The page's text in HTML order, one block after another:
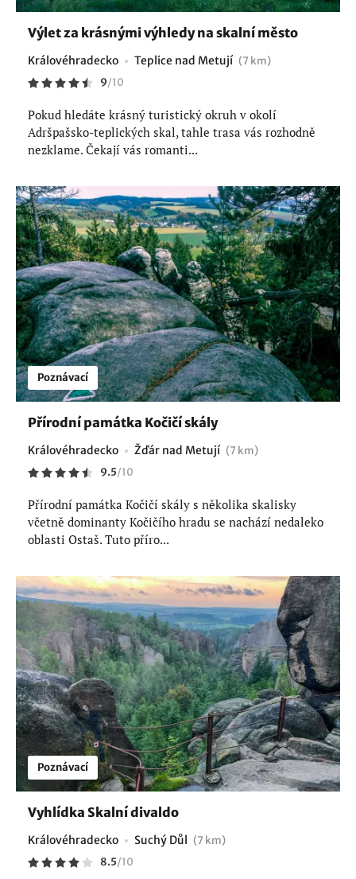
Výlet za krásnými výhledy na skalní město
Královéhradecko Teplice nad Metují (7 km)
9/10
Pokud hledáte krásný turistický okruh v okolí
Adršpašsko-teplických skal, tahle trasa vás rozhodně
nezklame. Čekají vás romanti...
Poznávací
Přírodní památka Kočičí skály
Královéhradecko Žďár nad Metují (7 km)
9.5/10
Přírodní památka Kočičí skály s několika skalisky
včetně dominanty Kočičího hradu se nachází nedaleko
oblasti Ostaš. Tuto příro...
Poznávací
Vyhlídka Skalní divaldo
Královéhradecko Suchý Důl (7 km)
8.5/10